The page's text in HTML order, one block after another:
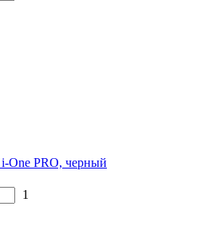
One PRO, черный
1